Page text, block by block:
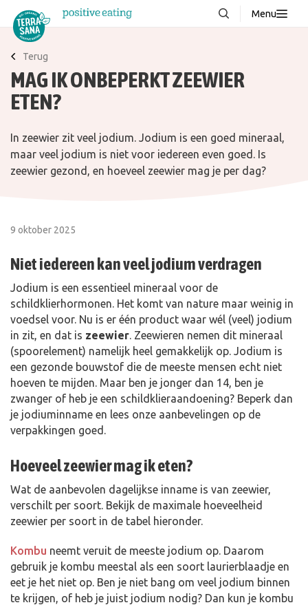
Menu
Over ons
Stories
Contact
Downloads
Recepten
Terug
MAG IK ONBEPERKT ZEEWIER
ETEN?
In zeewier zit veel jodium. Jodium is een goed mineraal,
maar veel jodium is niet voor iedereen even goed. Is
zeewier gezond, en hoeveel zeewier mag je per dag?
9 oktober 2025
Niet iedereen kan veel jodium verdragen
Jodium is een essentieel mineraal voor de
schildklierhormonen. Het komt van nature maar weinig in
voedsel voor. Nu is er één product waar wél (veel) jodium
in zit, en dat is zeewier. Zeewieren nemen dit mineraal
(spoorelement) namelijk heel gemakkelijk op. Jodium is
een gezonde bouwstof die de meeste mensen echt niet
hoeven te mijden. Maar ben je jonger dan 14, ben je
zwanger of heb je een schildklieraandoening? Beperk dan
je jodiuminname en lees onze aanbevelingen op de
verpakkingen goed.
Hoeveel zeewier mag ik eten?
Wat de aanbevolen dagelijkse inname is van zeewier,
verschilt per soort. Bekijk de maximale hoeveelheid
zeewier per soort in de tabel hieronder.
Kombu neemt veruit de meeste jodium op. Daarom
gebruik je kombu meestal als een soort laurierblaadje en
eet je het niet op. Ben je niet bang om veel jodium binnen
te krijgen, of heb je juist jodium nodig? Dan kun je kombu